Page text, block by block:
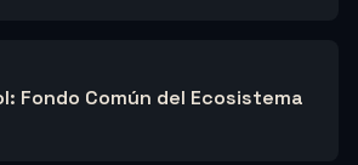
Fondo Común del Ecosistema